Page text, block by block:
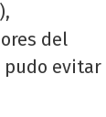
del
pudo evitar